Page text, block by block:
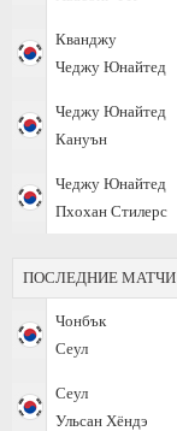
Кванджу
Чеджу Юнайтед
Чеджу Юнайтед
Кануън
Чеджу Юнайтед
Пхохан Стилерс
ПОСЛЕДНИЕ МАТЧИ
Чонбък
Сеул
Сеул
Ульсан Хёндэ